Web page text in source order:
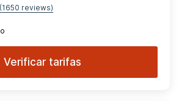
(1650 reviews)
Verificar tarifas